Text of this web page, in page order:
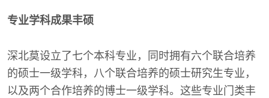
专业学科成果丰硕
深北莫设立了七个本科专业，同时拥有六个联合培养
的硕士一级学科，八个联合培养的硕士研究生专业，
以及两个合作培养的博士一级学科。这些专业门类丰